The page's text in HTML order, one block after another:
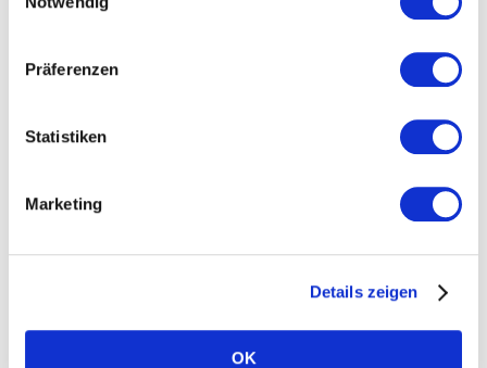
Präferenzen
Statistiken
Marketing
Details zeigen
OK
Veranstaltungsangebote mit
Leichtigkeit